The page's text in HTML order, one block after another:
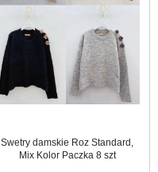
Swetry damskie Roz Standard,
Mix Kolor Paczka 8 szt